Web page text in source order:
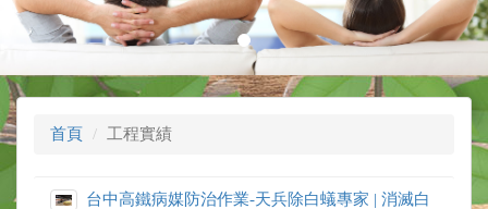
首頁 工程實績
台中高鐵病媒防治作業-天兵除白蟻專家 | 消滅白